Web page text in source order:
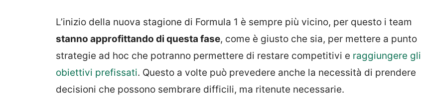
L’inizio della nuova stagione di Formula 1 è sempre più vicino, per questo i team
stanno approfittando di questa fase, come è giusto che sia, per mettere a punto
strategie ad hoc che potranno permettere di restare competitivi e raggiungere gli
obiettivi prefissati. Questo a volte può prevedere anche la necessità di prendere
decisioni che possono sembrare difficili, ma ritenute necessarie.